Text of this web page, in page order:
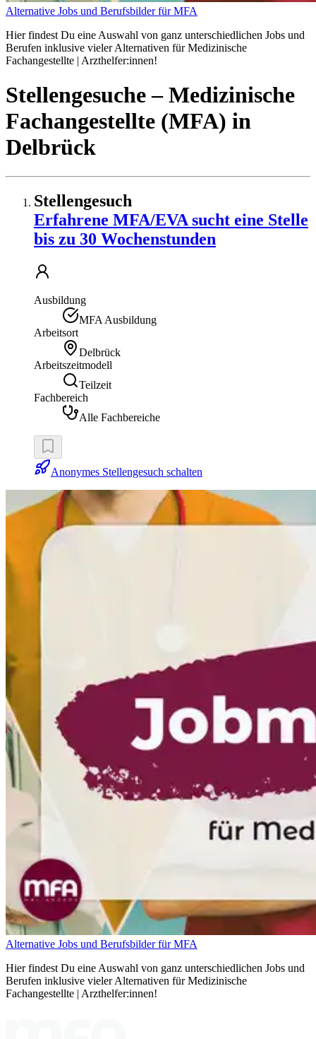
Alternative Jobs und Berufsbilder für MFA
Hier findest Du eine Auswahl von ganz unterschiedlichen Jobs und
Berufen inklusive vieler Alternativen für Medizinische
Fachangestellte | Arzthelfer:innen!
Stellengesuche– Medizinische
Fachangestellte (MFA) in
Delbrück
Stellengesuch
Erfahrene MFA/EVA sucht eine Stelle
bis zu 30 Wochenstunden
Ausbildung
MFA Ausbildung
Arbeitsort
Delbrück
Arbeitszeitmodell
Teilzeit
Fachbereich
Alle Fachbereiche
Anonymes Stellengesuch schalten
Alternative Jobs und Berufsbilder für MFA
Hier findest Du eine Auswahl von ganz unterschiedlichen Jobs und
Berufen inklusive vieler Alternativen für Medizinische
Fachangestellte | Arzthelfer:innen!